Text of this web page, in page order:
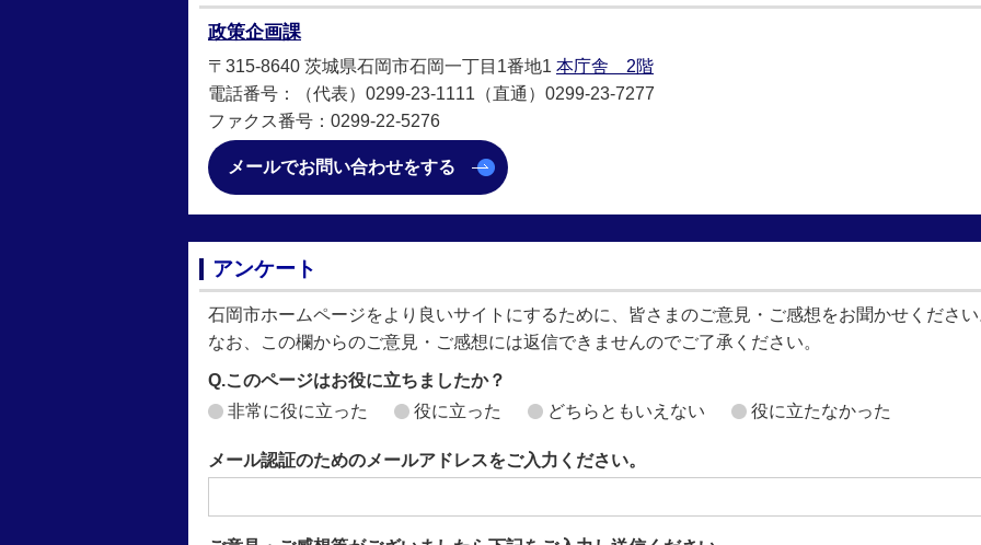
政策企画課
〒315-8640 茨城県石岡市石岡一丁目1番地1 本庁舎 2階
電話番号：（代表）0299-23-1111（直通）0299-23-7277
ファクス番号：0299-22‐5276
メールでお問い合わせをする
アンケート
石岡市ホームページをより良いサイトにするために、皆さまのご意見・ご感想をお聞かせくださ
なお、この欄からのご意見・ご感想には返信できませんのでご了承ください。
Q.このページはお役に立ちましたか？
非常に役に立った
役に立った どちらともいえない 役に立たなかった
メール認証のためのメールアドレスをご入力ください。